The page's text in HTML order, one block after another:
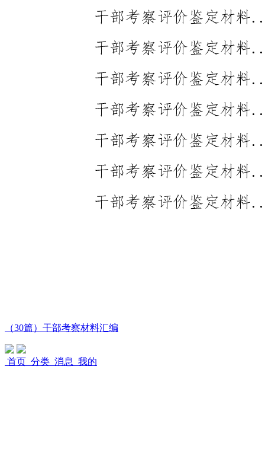
（30篇）干部考察材料汇编
首页 分类 消息 我的